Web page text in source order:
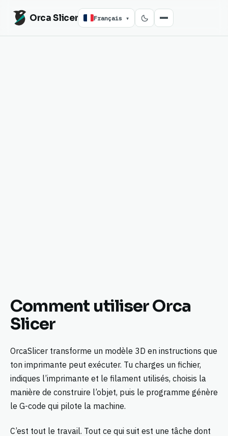
Orca Slicer Français
Comment utiliser Orca
Slicer
OrcaSlicer transforme un modèle 3D en instructions que
ton imprimante peut exécuter. Tu charges un fichier,
indiques l’imprimante et le filament utilisés, choisis la
manière de construire l’objet, puis le programme génère
le G-code qui pilote la machine.
C’est tout le travail. Tout ce qui suit est une tâche dont